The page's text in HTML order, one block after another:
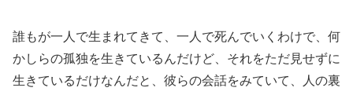
誰もが一人で生まれてきて、一人で死んでいくわけで、何
かしらの孤独を生きているんだけど、それをただ見せずに
生きているだけなんだと、彼らの会話をみていて、人の裏